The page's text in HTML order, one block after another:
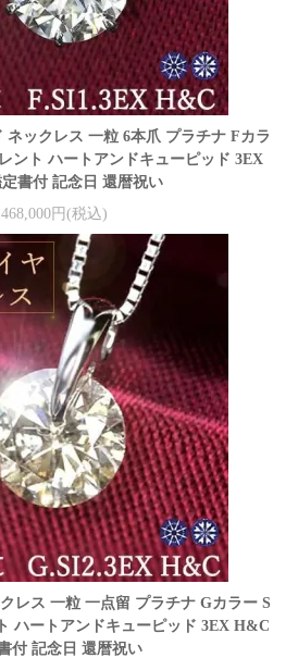
ネックレス 一粒 6本爪 プラチナ Fカラ
ント ハートアンドキューピッド 3EX
書付 記念日 還暦祝い
468,000円(税込)
レス 一粒 一点留 プラチナ Gカラー S
ハートアンドキューピッド 3EX H&C
付 記念日 還暦祝い